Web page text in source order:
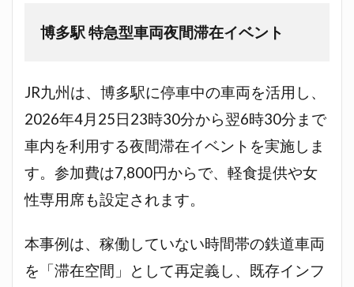
博多駅 特急型車両夜間滞在イベント
JR九州は、博多駅に停車中の車両を活用し、
2026年4月25日23時30分から翌6時30分まで
車内を利用する夜間滞在イベントを実施しま
す。参加費は7,800円からで、軽食提供や女
性専用席も設定されます。
本事例は、稼働していない時間帯の鉄道車両
を「滞在空間」として再定義し、既存インフ